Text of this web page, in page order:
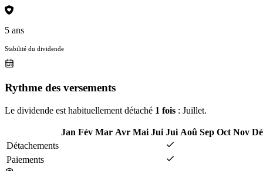
5 ans
Stabilité du dividende
Rythme des versements
Le dividende est habituellement détaché 1 fois : Juillet.
Jan Fév Mar Avr Mai Jui Jui Aoû Sep Oct Nov
Détachements
Paiements